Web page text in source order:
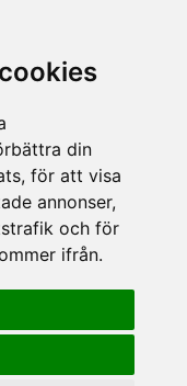
din
för att visa
annonser,
och för
ifrån.